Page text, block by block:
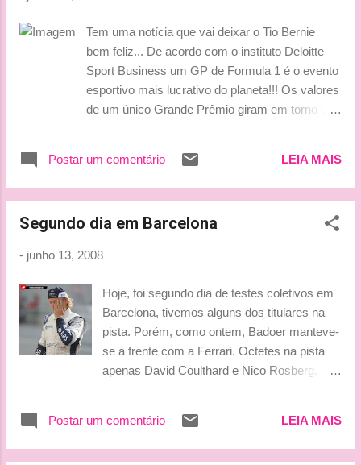
Bjinhosss do Octeto, Tati, Ludy, Lu e Vick!!!!
Tem uma notícia que vai deixar o Tio Bernie
bem feliz... De acordo com o instituto Deloitte
Sport Business um GP de Formula 1 é o evento
esportivo mais lucrativo do planeta!!! Os valores
de um único Grande Prêmio giram em torno de
bilhões se for somado tudo que envolve o
evento, como por exemplo: as cotas de
venda de ingressos e também a renda vinda
relação a soma total destes benefícios a F1
ainda fica atrás da NFL e da Liga de Beisebol.
***Tati***
Postar um comentário LEIA MAIS
Segundo dia em Barcelona
- junho 13, 2008
Hoje, foi segundo dia de testes coletivos em
Barcelona, tivemos alguns dos titulares na
pista. Porém, como ontem, Badoer manteve-
se à frente com a Ferrari. Octetes na pista
apenas David Coulthard e Nico Rosberg.
marcou o 4º tempo do dia. Tempos: 1.L.
Badoer-FerrariF2008 1:21.013 95 2. P. de la
Postar um comentário LEIA MAIS